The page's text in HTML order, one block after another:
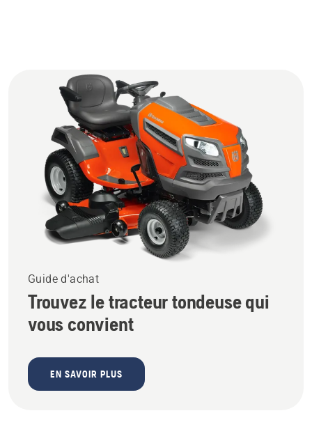
Guide d'achat
Trouvez le tracteur tondeuse qui
vous convient
EN SAVOIR PLUS